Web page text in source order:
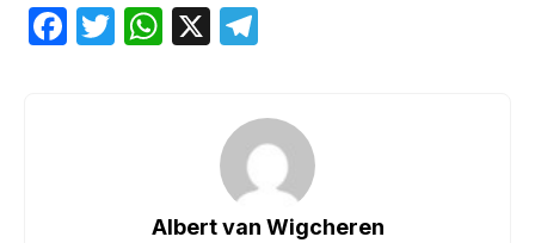
F
T
W
p
X
gr
a
m
Albert van Wigcheren